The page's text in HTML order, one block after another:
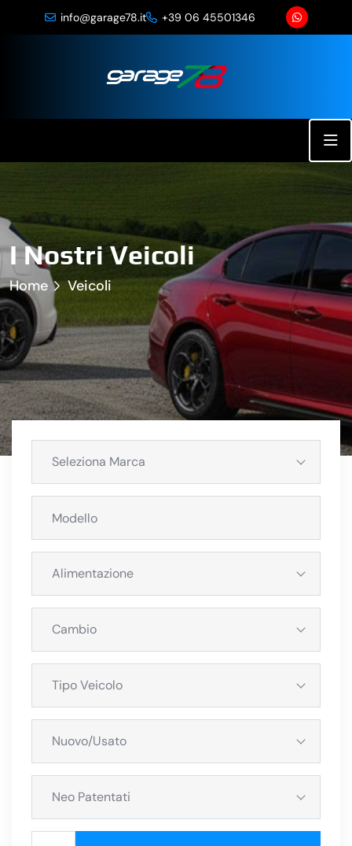
info@garage78.it +39 06 45501346
I Nostri Veicoli
Home Veicoli
Seleziona Marca
Alimentazione
Cambio
Tipo Veicolo
Nuovo/Usato
Neo Patentati